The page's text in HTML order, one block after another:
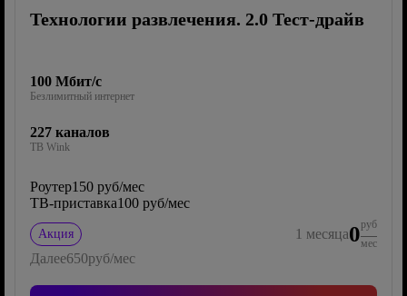
Технологии развлечения. 2.0 Тест-драйв
100 Мбит/с
Безлимитный интернет
227 каналов
ТВ Wink
Роутер150 руб/мес
ТВ-приставка100 руб/мес
Акция 1 месяца0руб
мес
Далее650руб/мес